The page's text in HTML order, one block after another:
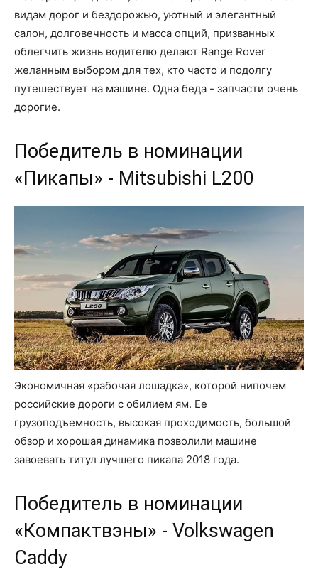
видам дорог и бездорожью, уютный и элегантный
салон, долговечность и масса опций, призванных
облегчить жизнь водителю делают Range Rover
желанным выбором для тех, кто часто и подолгу
путешествует на машине. Одна беда - запчасти очень
дорогие.
Победитель в номинации
«Пикапы» - Mitsubishi L200
Экономичная «рабочая лошадка», которой нипочем
российские дороги с обилием ям. Ее
грузоподъемность, высокая проходимость, большой
обзор и хорошая динамика позволили машине
завоевать титул лучшего пикапа 2018 года.
Победитель в номинации
«Компактвэны» - Volkswagen
Caddy